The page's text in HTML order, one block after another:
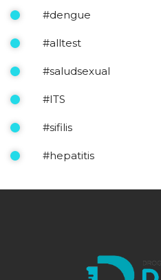
#dengue
#alltest
#saludsexual
#ITS
#sifilis
#hepatitis